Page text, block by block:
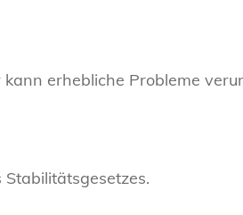
erhebliche Probleme